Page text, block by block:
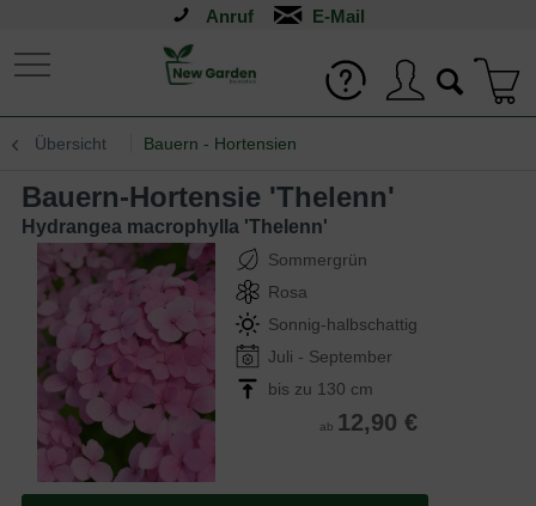
Anruf
Übersicht Bauern - Hortensien
Bauern-Hortensie 'Thelenn'
Hydrangea macrophylla 'Thelenn'
Sommergrün
Rosa
Sonnig-halbschattig
Juli - September
bis zu 130 cm
ab 12,90 €